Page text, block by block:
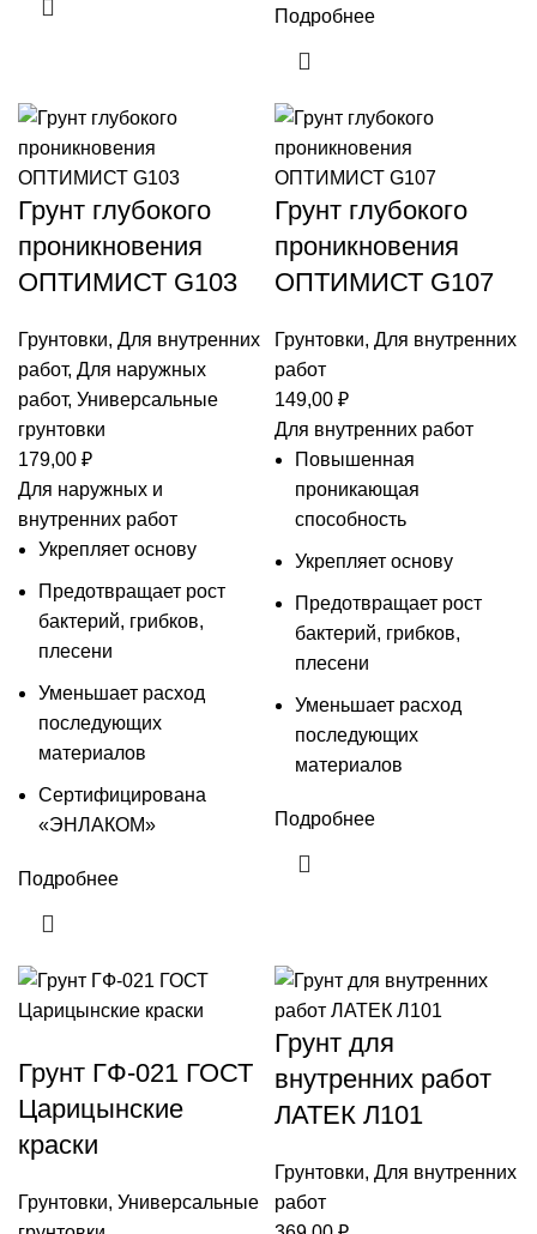
Подробнее
Грунт глубокого
проникновения
ОПТИМИСТ G103
Грунтовки, Для внутренних
работ, Для наружных
работ, Универсальные
грунтовки
179,00 ₽
Для наружных и
внутренних работ
Укрепляет основу
Предотвращает рост
бактерий, грибков,
плесени
Уменьшает расход
последующих
материалов
Сертифицирована
«ЭНЛАКОМ»
Подробнее
Грунт глубокого
проникновения
ОПТИМИСТ G107
Грунтовки, Для внутренних
работ
149,00 ₽
Для внутренних работ
Повышенная
проникающая
способность
Укрепляет основу
Предотвращает рост
бактерий, грибков,
плесени
Уменьшает расход
последующих
материалов
Подробнее
Грунт ГФ-021 ГОСТ
Царицынские
краски
Грунтовки, Универсальные
Грунт для
внутренних работ
ЛАТЕК Л101
Грунтовки, Для внутренних
работ